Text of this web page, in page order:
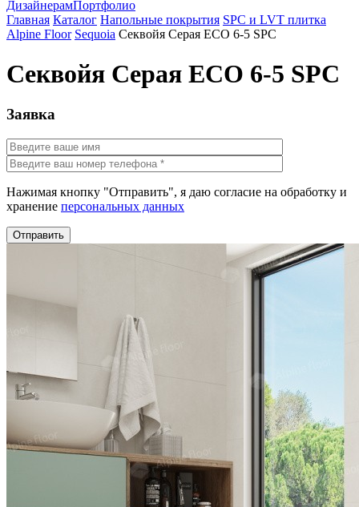
ДизайнерамПортфолио
Главная Каталог Напольные покрытия SPC и LVT плитка
Alpine Floor Sequoia Секвойя Серая ЕСО 6-5 SPC
Секвойя Серая ЕСО 6-5 SPC
Заявка
Нажимая кнопку "Отправить", я даю согласие на обработку и
хранение персональных данных
Отправить